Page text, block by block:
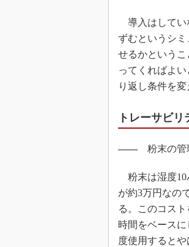
導入はしてい
ずむというシ
せるかという
ってくればよ
り返し条件を
トレーサビ
―― 粉末の管
粉末は湿度10
が約3万円なの
る。このコス
時間をベース
度使用すると